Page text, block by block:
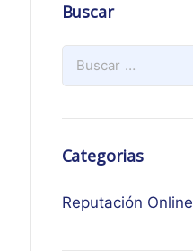
Buscar
Categorias
Reputación Online